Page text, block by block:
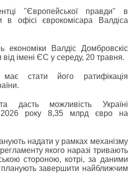
"Європейської правди" в
в офісі єврокомісара Валдіса
економіки Валдіс Домбровскіс
імені ЄС у середу, 20 травня.
стати його ратифікація
дасть можливість Україні
2026 року 8,35 млрд євро на
надати у рамках механізму
якого наразі тривають
стороною, котрі, за даними
завершити найближчим